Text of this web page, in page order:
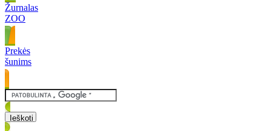
Žurnalas
ZOO
Prekės
šunims